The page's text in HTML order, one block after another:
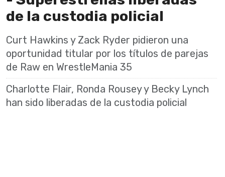
de la custodia policial
Curt Hawkins y Zack Ryder pidieron una
oportunidad titular por los títulos de parejas
de Raw en WrestleMania 35
Charlotte Flair, Ronda Rousey y Becky Lynch
han sido liberadas de la custodia policial